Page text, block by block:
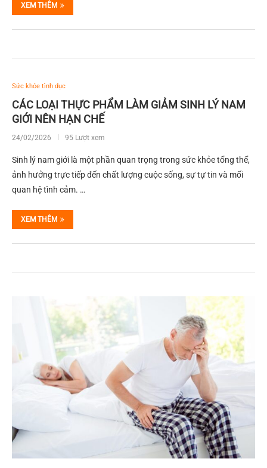
XEM THÊM
Sức khỏe tình dục
CÁC LOẠI THỰC PHẨM LÀM GIẢM SINH LÝ NAM
GIỚI NÊN HẠN CHẾ
24/02/2026 95 Lượt xem
Sinh lý nam giới là một phần quan trọng trong sức khỏe tổng thể,
ảnh hưởng trực tiếp đến chất lượng cuộc sống, sự tự tin và mối
quan hệ tình cảm. …
XEM THÊM